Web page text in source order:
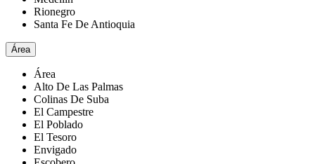
Rionegro
Santa Fe De Antioquia
Área
Área
Alto De Las Palmas
Colinas De Suba
El Campestre
El Poblado
El Tesoro
Envigado